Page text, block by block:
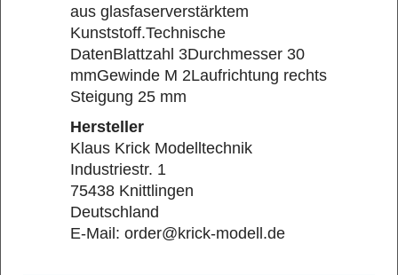
aus glasfaserverstärktem
Kunststoff.Technische
DatenBlattzahl 3Durchmesser 30
mmGewinde M 2Laufrichtung rechts
Steigung 25 mm
Hersteller
Klaus Krick Modelltechnik
Industriestr. 1
75438 Knittlingen
Deutschland
E-Mail: order@krick-modell.de